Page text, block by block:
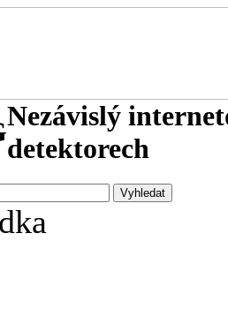
Nezávislý
detektorech